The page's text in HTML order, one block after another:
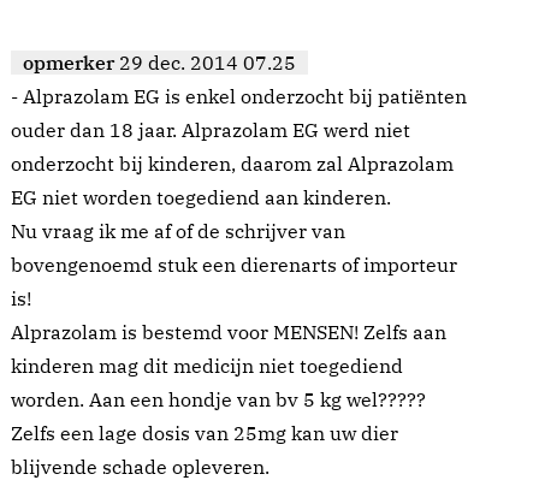
opmerker 29 dec. 2014 07.25
- Alprazolam EG is enkel onderzocht bij patiënten
ouder dan 18 jaar. Alprazolam EG werd niet
onderzocht bij kinderen, daarom zal Alprazolam
EG niet worden toegediend aan kinderen.
Nu vraag ik me af of de schrijver van
bovengenoemd stuk een dierenarts of importeur
is!
Alprazolam is bestemd voor MENSEN! Zelfs aan
kinderen mag dit medicijn niet toegediend
worden. Aan een hondje van bv 5 kg wel?????
Zelfs een lage dosis van 25mg kan uw dier
blijvende schade opleveren.